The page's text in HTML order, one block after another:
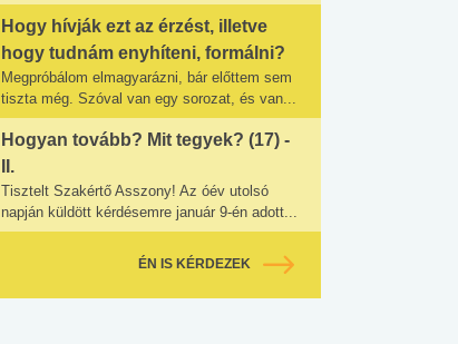
Hogy hívják ezt az érzést, illetve
hogy tudnám enyhíteni, formálni?
Megpróbálom elmagyarázni, bár előttem sem
tiszta még. Szóval van egy sorozat, és van...
Hogyan tovább? Mit tegyek? (17) -
II.
Tisztelt Szakértő Asszony! Az óév utolsó
napján küldött kérdésemre január 9-én adott...
ÉN IS KÉRDEZEK